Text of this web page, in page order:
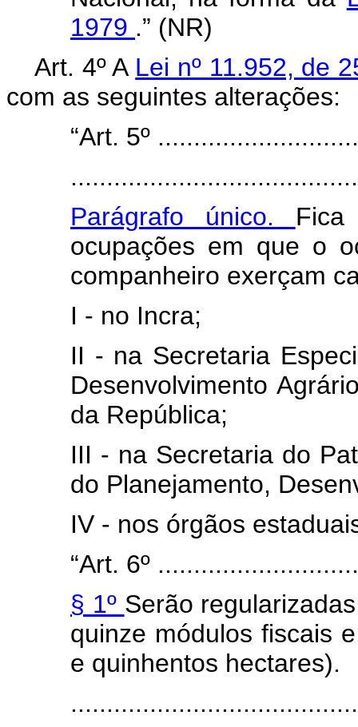
1979 .” (NR)
Art. 4º A Lei nº 11.952, de
com as seguintes alterações:
“Art. 5º
Parágrafo único.
ocupações em que o
companheiro exerçam
I - no Incra;
II - na Secretaria
Desenvolvimento
da República;
III - na Secretaria do
do Planejamento,
IV - nos órgãos
“Art. 6º
§ 1º Serão
quinze módulos fiscais
e quinhentos hectares).